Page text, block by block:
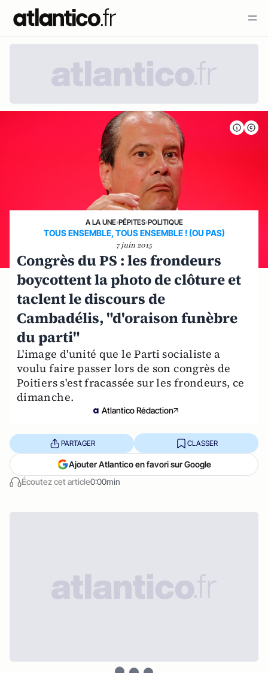
A LA UNE›PÉPITES›POLITIQUE
TOUS ENSEMBLE, TOUS ENSEMBLE ! (OU PAS)
7 juin 2015
Congrès du PS : les frondeurs
boycottent la photo de clôture et
taclent le discours de
Cambadélis, "d'oraison funèbre
du parti"
L'image d'unité que le Parti socialiste a
voulu faire passer lors de son congrès de
Poitiers s'est fracassée sur les frondeurs, ce
dimanche.
Atlantico Rédaction
Écoutez cet article0:00min
PARTAGER CLASSER
Ajouter Atlantico en favori sur Google